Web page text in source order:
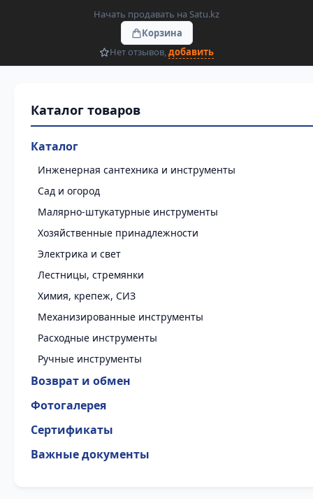
Начать продавать на Satu.kz
Корзина
Нет отзывов,добавить
Каталог
Инженерная сантехника и инструменты
Сад и огород
Малярно-штукатурные инструменты
Хозяйственные принадлежности
Электрика и свет
Лестницы, стремянки
Химия, крепеж, СИЗ
Механизированные инструменты
Расходные инструменты
Ручные инструменты
Возврат и обмен
Фотогалерея
Сертификаты
Важные документы